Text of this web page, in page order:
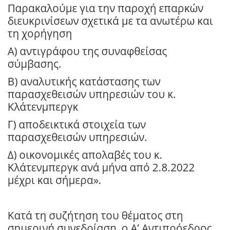
Παρακαλούμε για την παροχή επαρκών
διευκρινίσεων σχετικά με τα ανωτέρω και
τη χορήγηση
Α) αντιγράφου της συναφθείσας
σύμβασης.
Β) αναλυτικής κατάστασης των
παρασχεθεισών υπηρεσιών του κ.
Κλάτενμπεργκ
Γ) αποδεικτικά στοιχεία των
παρασχεθεισών υπηρεσιών.
Δ) οικονομικές απολαβές του κ.
Κλάτενμπεργκ ανά μήνα από 2.8.2022
μέχρι και σήμερα».
Κατά τη συζήτηση του θέματος στη